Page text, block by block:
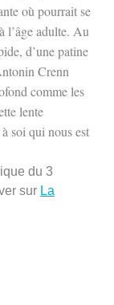
où pourrait se
l’âge adulte. Au
d’une patine
Crenn
comme les
lente
soi qui nous est
du 3
sur La